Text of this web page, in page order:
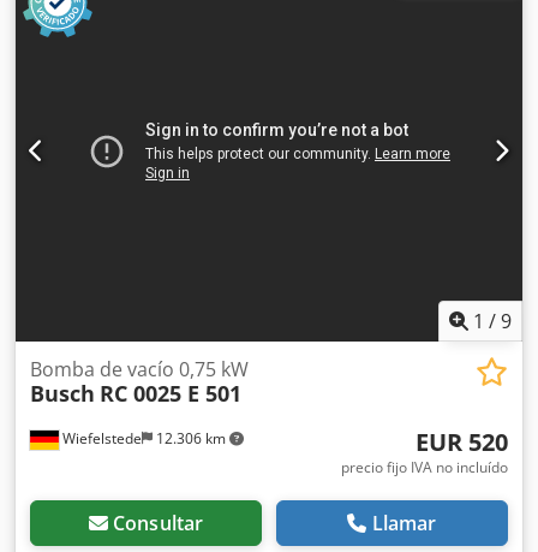
1 /9
Wiefelstede 12.306 km
Bomba de vacío 0,75 kW
Busch RC 0025 E 501
EUR 520
precio fijo IVA no incluído
Consultar Llamar